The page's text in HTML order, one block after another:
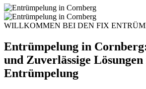
WILLKOMMEN BEI DEN FIX
Entrümpelung in
und Zuverlässige
Entrümpelung